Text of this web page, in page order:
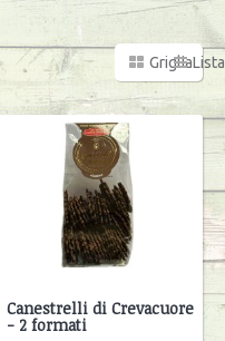
GrigliaLista
Canestrelli di Crevacuore
- 2 formati